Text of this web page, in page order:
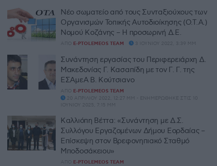
Νέο σωματείο από τους Συνταξιούχους των
Οργανισμών Τοπικής Αυτοδιοίκησης (Ο.Τ.Α.)
Νομού Κοζάνης – Η προσωρινή Δ.Ε.
ΑΠΌ E-PTOLEMEOS TEAM 3 ΙΟΥΝΊΟΥ 2022, 3:39 ΜΜ
Συνάντηση εργασίας του Περιφερειάρχη Δ.
Μακεδονίας Γ. Κασαπίδη με τον Γ. Γ. της
ΕΣΑμεΑ Β. Κούτσιανο
ΑΠΌ E-PTOLEMEOS TEAM
20 ΑΠΡΙΛΊΟΥ 2022, 12:27 ΜΜ - ΕΝΗΜΕΡΏΘΗΚΕ ΣΤΙΣ 10
ΙΟΥΝΊΟΥ 2025, 7:15 ΜΜ
Καλλιόπη Βέττα: «Συνάντηση με Δ.Σ.
Συλλόγου Εργαζομένων Δήμου Εορδαίας –
Επίσκεψη στον Βρεφονηπιακό Σταθμό
Μποδοσάκειου»
ΑΠΌ E-PTOLEMEOS TEAM